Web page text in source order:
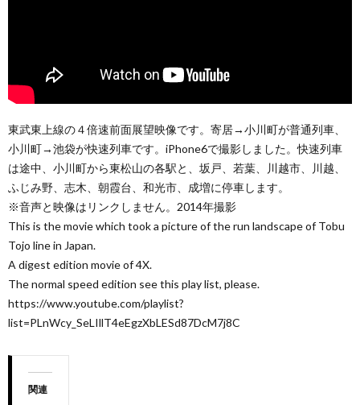
東武東上線の４倍速前面展望映像です。寄居→小川町が普通列車、
小川町→池袋が快速列車です。iPhone6で撮影しました。快速列車
は途中、小川町から東松山の各駅と、坂戸、若葉、川越市、川越、
ふじみ野、志木、朝霞台、和光市、成増に停車します。
※音声と映像はリンクしません。2014年撮影
This is the movie which took a picture of the run landscape of Tobu
Tojo line in Japan.
A digest edition movie of 4X.
The normal speed edition see this play list, please.
https://www.youtube.com/playlist?
list=PLnWcy_SeLIllT4eEgzXbLESd87DcM7j8C
関連